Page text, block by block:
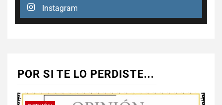
Instagram
POR SI TE LO PERDISTE...